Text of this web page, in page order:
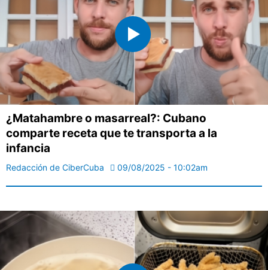
¿Matahambre o masarreal?: Cubano
comparte receta que te transporta a la
infancia
Redacción de CiberCuba 09/08/2025 - 10:02am